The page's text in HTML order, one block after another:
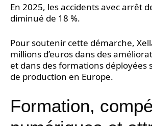
En 2025, les accidents avec arrêt
diminué de 18 %.
Pour soutenir cette démarche,
millions d’euros dans des
et dans des formations déployées
de production en Europe.
Formation,